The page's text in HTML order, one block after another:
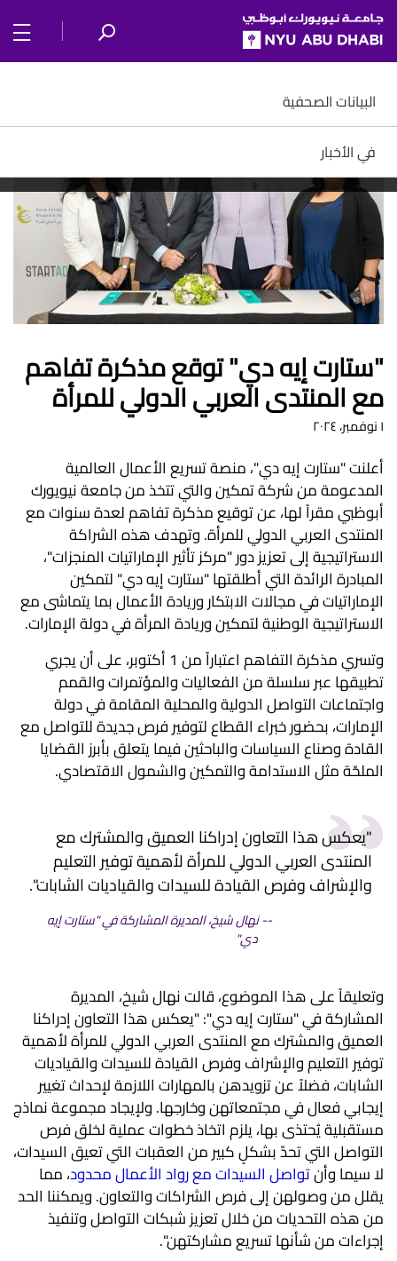
SKIP TO ALL NYU NAVIGATION
SKIP TO MAIN CONTENT
البيانات الصحفية
في الأخبار
"ستارت إيه دي" توقع مذكرة تفاهم
مع المنتدى العربي الدولي للمرأة
أعلنت "ستارت إيه دي"، منصة تسريع الأعمال العالمية
المدعومة من شركة تمكين والتي تتخذ من جامعة نيويورك
أبوظبي مقراً لها، عن توقيع مذكرة تفاهم لعدة سنوات مع
المنتدى العربي الدولي للمرأة. وتهدف هذه الشراكة
الاستراتيجية إلى تعزيز دور "مركز تأثير الإماراتيات المنجزات"،
المبادرة الرائدة التي أطلقتها "ستارت إيه دي" لتمكين
الإماراتيات في مجالات الابتكار وريادة الأعمال بما يتماشى مع
الاستراتيجية الوطنية لتمكين وريادة المرأة في دولة الإمارات.
وتسري مذكرة التفاهم اعتباراً من 1 أكتوبر، على أن يجري
تطبيقها عبر سلسلة من الفعاليات والمؤتمرات والقمم
واجتماعات التواصل الدولية والمحلية المقامة في دولة
الإمارات، بحضور خبراء القطاع لتوفير فرص جديدة للتواصل مع
القادة وصناع السياسات والباحثين فيما يتعلق بأبرز القضايا
الملحّة مثل الاستدامة والتمكين والشمول الاقتصادي.
"يعكس هذا التعاون إدراكنا العميق والمشترك مع
المنتدى العربي الدولي للمرأة لأهمية توفير التعليم
والإشراف وفرص القيادة للسيدات والقياديات الشابات".
نهال شيخ، المديرة المشاركة في "ستارت إيه
دي"
وتعليقاً على هذا الموضوع، قالت نهال شيخ، المديرة
المشاركة في "ستارت إيه دي": "يعكس هذا التعاون إدراكنا
العميق والمشترك مع المنتدى العربي الدولي للمرأة لأهمية
توفير التعليم والإشراف وفرص القيادة للسيدات والقياديات
الشابات، فضلاً عن تزويدهن بالمهارات اللازمة لإحداث تغيير
إيجابي فعال في مجتمعاتهن وخارجها. ولإيجاد مجموعة نماذج
مستقبلية يُحتذى بها، يلزم اتخاذ خطوات عملية لخلق فرص
التواصل التي تحدّ بشكلٍ كبير من العقبات التي تعيق السيدات،
لا سيما وأنتواصل السيدات مع رواد الأعمال محدود، مما
يقلل من وصولهن إلى فرص الشراكات والتعاون. ويمكننا الحد
من هذه التحديات من خلال تعزيز شبكات التواصل وتنفيذ
إجراءات من شأنها تسريع مشاركتهن".